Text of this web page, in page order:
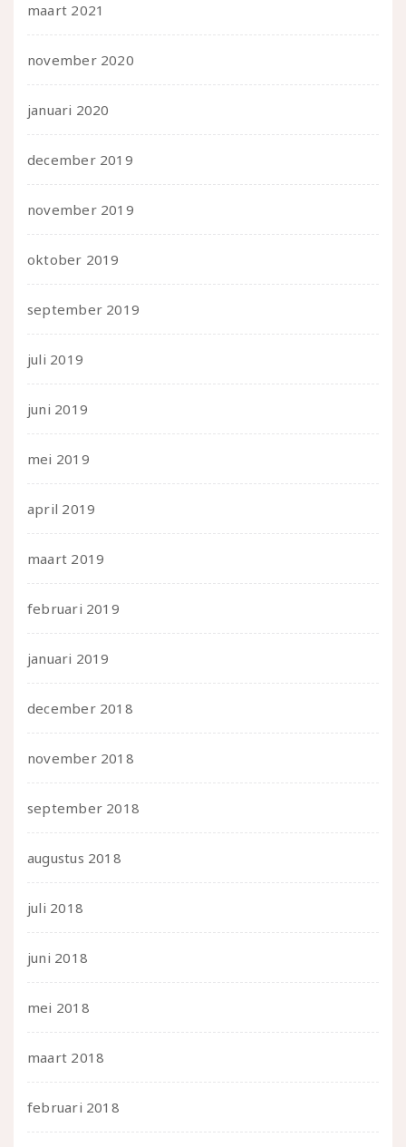
maart 2021
november 2020
januari 2020
december 2019
november 2019
oktober 2019
september 2019
juli 2019
juni 2019
mei 2019
april 2019
maart 2019
februari 2019
januari 2019
december 2018
november 2018
september 2018
augustus 2018
juli 2018
juni 2018
mei 2018
maart 2018
februari 2018